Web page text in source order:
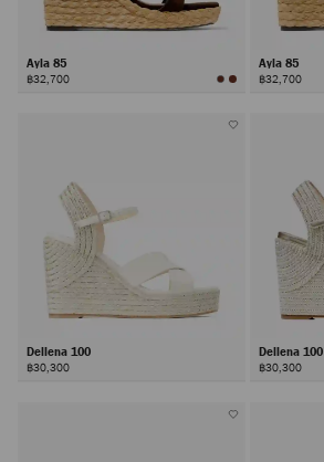
Ayla 85
฿32,700
Ayla 85
฿32,700
Dellena 100
฿30,300
Dellena 100
฿30,300